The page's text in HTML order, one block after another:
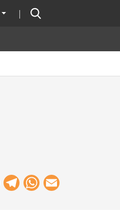
Llista les accions addicionals
Cercador
Facebook
Telegram
WhatsApp